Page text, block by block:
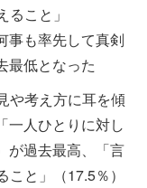
こと」
事も率先して真剣
最低となった
や考え方に耳を傾
一人ひとりに対し
が過去最高、「言
と」（17.5％）